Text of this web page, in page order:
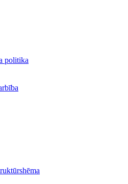
politika